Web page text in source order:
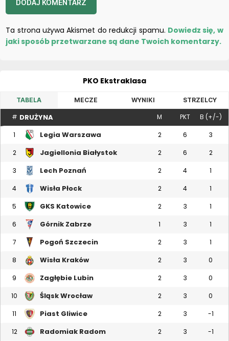
Ta strona używa Akismet do redukcji spamu. Dowiedz się, w
jaki sposób przetwarzane są dane Twoich komentarzy.
PKO Ekstraklasa
TABELA MECZE WYNIKI STRZELCY
# DRUŻYNA M PKT B (+/-)
1 Legia Warszawa 2 6 3
2 Jagiellonia Białystok 2 6 2
3 Lech Poznań 2 4 1
4 Wisła Płock 2 4 1
5 GKS Katowice 2 3 1
6 Górnik Zabrze 1 3 1
7 Pogoń Szczecin 2 3 1
8 Wisła Kraków 2 3 0
9 Zagłębie Lubin 2 3 0
10 Śląsk Wrocław 2 3 0
11 Piast Gliwice 2 3 -1
12 Radomiak Radom 2 3 -1